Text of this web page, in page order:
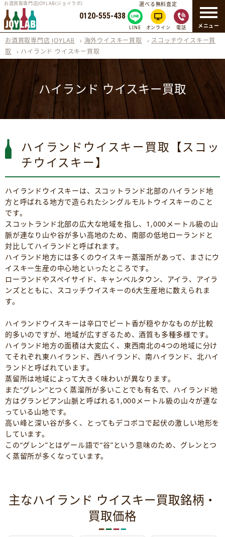
メニュー
お酒買取専門店JOYLAB(ジョイラボ)
0120-555-438
選べる無料査定
LINE オンライン 電話
お酒買取専門店 JOYLAB › 海外ウイスキー買取 › スコッチウイスキー買
取
› ハイランド ウイスキー買取
ハイランド ウイスキー買取
ハイランドウイスキー買取【スコッ
チウイスキー】
ハイランドウイスキーは、スコットランド北部のハイランド地
方と呼ばれる地方で造られたシングルモルトウイスキーのこと
です。
スコットランド北部の広大な地域を指し、1,000メートル級の山
脈が連なり山や谷が多い高地のため、南部の低地ローランドと
対比してハイランドと呼ばれます。
ハイランド地方には多くのウイスキー蒸溜所があって、まさにウ
イスキー生産の中心地といったところです。
ローランドやスペイサイド、キャンベルタウン、アイラ、アイラ
ンズとともに、スコッチウイスキーの6大生産地に数えられま
す。
ハイランドウイスキーは辛口でピート香が穏やかなものが比較
的多いのですが、地域が広すぎるため、酒質も多種多様です。
ハイランド地方の面積は大変広く、東西南北の4つの地域に分け
てそれぞれ東ハイランド、西ハイランド、南ハイランド、北ハイ
ランドと呼ばれています。
蒸留所は地域によって大きく味わいが異なります。
また“グレン”とつく蒸溜所が多いことでも有名で、ハイランド地
方はグランピアン山脈と呼ばれる1,000メートル級の山々が連な
っている山地です。
高い峰と深い谷が多く、とってもデコボコで起伏の激しい地形を
しています。
この“グレン”とはゲール語で“谷”という意味のため、グレンとつ
く蒸留所が多くなっています。
主なハイランド ウイスキー買取銘柄・
買取価格